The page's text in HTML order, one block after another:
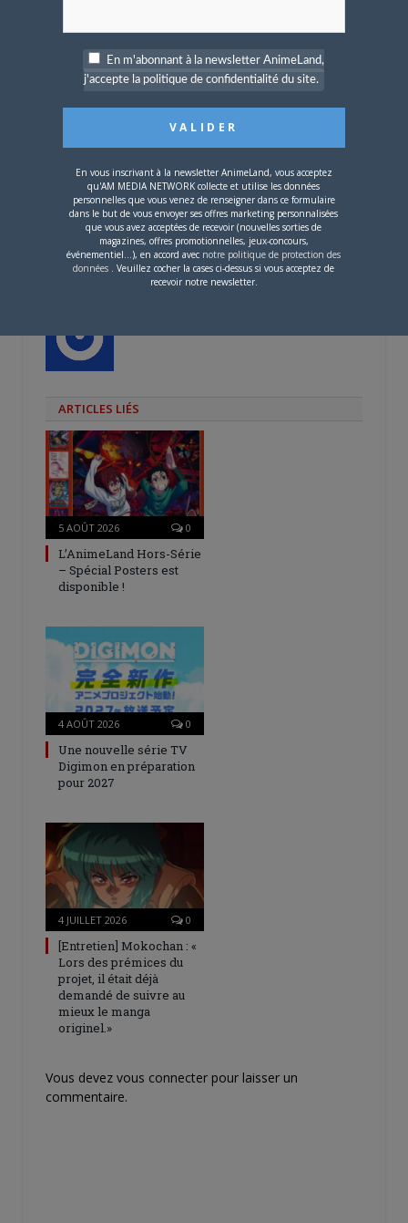
Share this:
Cliquez
partager
une
fenêtre)
Cliquez
partager
Facebook(ouvre
une
fenêtre)
Cliquez
partager
Google+
dans
nouvelle
fenêtre)
PARLEZ-EN À VOS AMIS !
TwitterFacebookGoogle+PinterestLinkedIn
Tumblr Email
A PROPOS DE L'AUTEUR
ARTICLES LIÉS
5 AOÛT 2026 0
L’AnimeLand Hors-Série
– Spécial Posters est
disponible !
4 AOÛT 2026 0
Une nouvelle série TV
Digimon en préparation
pour 2027
4 JUILLET 2026 0
[Entretien] Mokochan : «
Lors des prémices du
projet, il était déjà
demandé de suivre au
mieux le manga
originel.»
Vous devez vous connecter pour laisser un
commentaire.
En m'abonnant à la newsletter AnimeLand,
j'accepte la politique de confidentialité du site.
En vous inscrivant à la newsletter AnimeLand, vous acceptez
qu'AM MEDIA NETWORK collecte et utilise les données
personnelles que vous venez de renseigner dans ce formulaire
dans le but de vous envoyer ses offres marketing personnalisées
que vous avez acceptées de recevoir (nouvelles sorties de
magazines, offres promotionnelles, jeux-concours,
événementiel...), en accord avec notre politique de protection des
données . Veuillez cocher la cases ci-dessus si vous acceptez de
recevoir notre newsletter.